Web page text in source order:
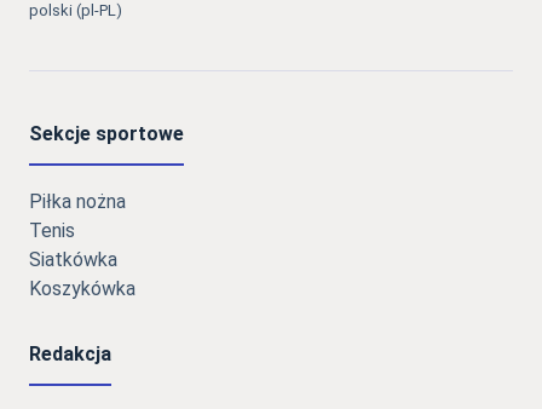
polski (pl-PL)
Sekcje sportowe
Piłka nożna
Tenis
Siatkówka
Koszykówka
Redakcja